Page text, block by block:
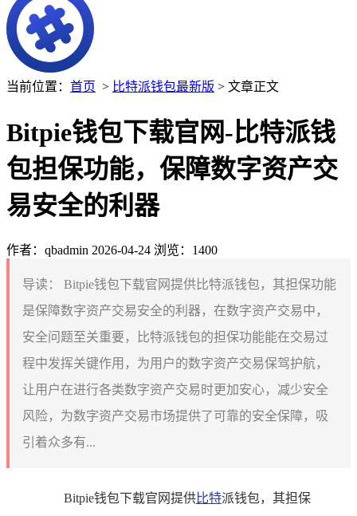
当前位置： 首页 > 比特派钱包最新版 > 文章正文
Bitpie钱包下载官网-比特派钱
包担保功能，保障数字资产交
易安全的利器
作者：qbadmin 2026-04-24 浏览：1400
导读：
Bitpie钱包下载官网提供比特派钱包，其担保功能
是保障数字资产交易安全的利器，在数字资产交易中，
安全问题至关重要，比特派钱包的担保功能能在交易过
程中发挥关键作用，为用户的数字资产交易保驾护航，
让用户在进行各类数字资产交易时更加安心，减少安全
风险，为数字资产交易市场提供了可靠的安全保障，吸
引着众多有...
Bitpie钱包下载官网提供比特派钱包，其担保